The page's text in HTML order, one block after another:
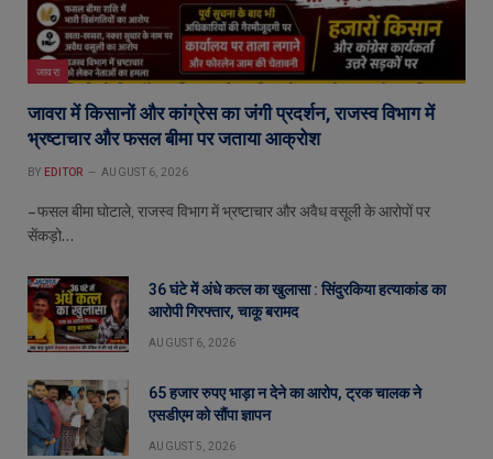
जावरा
जावरा में किसानों और कांग्रेस का जंगी प्रदर्शन, राजस्व विभाग में
भ्रष्टाचार और फसल बीमा पर जताया आक्रोश
BY EDITOR AUGUST 6, 2026
– फसल बीमा घोटाले, राजस्व विभाग में भ्रष्टाचार और अवैध वसूली के आरोपों पर
सेंकड़ो…
36 घंटे में अंधे कत्ल का खुलासा : सिंदुरकिया हत्याकांड का
आरोपी गिरफ्तार, चाकू बरामद
AUGUST 6, 2026
65 हजार रुपए भाड़ा न देने का आरोप, ट्रक चालक ने
एसडीएम को सौंपा ज्ञापन
AUGUST 5, 2026